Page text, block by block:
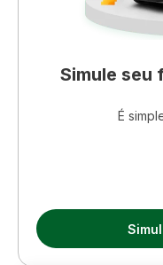
Simule seu
É